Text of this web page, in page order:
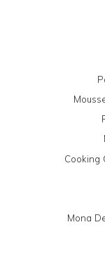
Cooking
Mona